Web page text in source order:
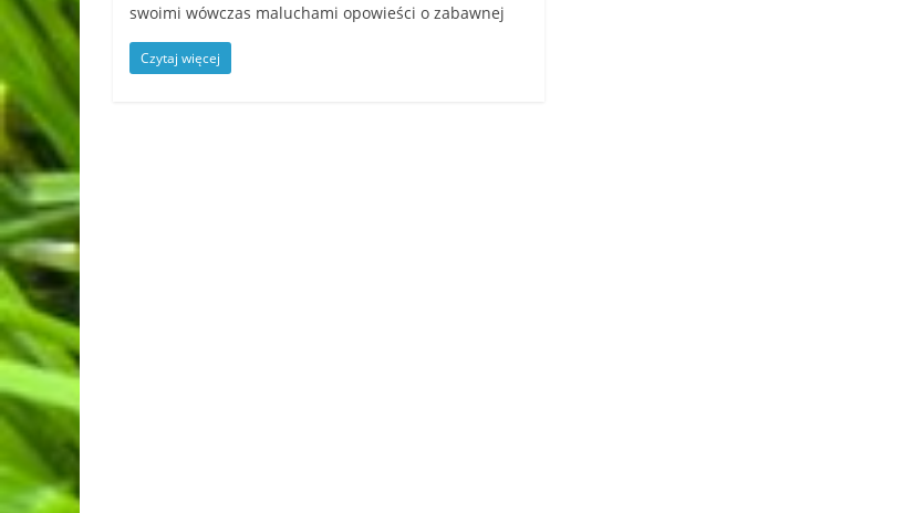
swoimi wówczas maluchami opowieści o zabawnej
Czytaj więcej